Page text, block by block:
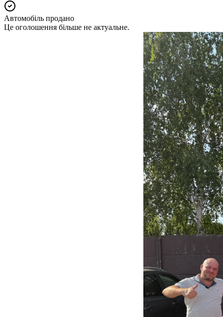
Автомобіль продано
Це оголошення більше не актуальне.